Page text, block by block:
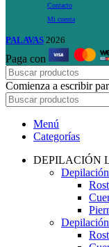
Contacto
Mi cuenta
PALAVAS 2026
Paga con
Comienza a escribir
Menú
Categorías
DEPILACIÓN